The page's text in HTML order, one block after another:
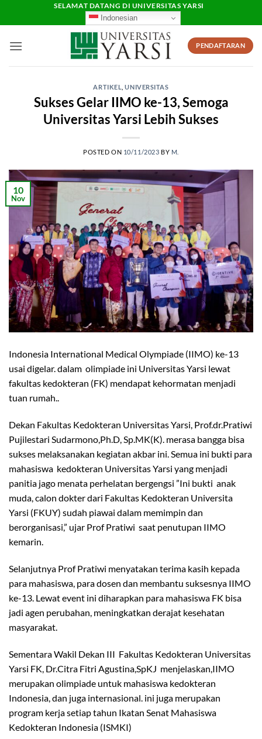
SELAMAT DATANG DI UNIVERSITAS YARSI
Indonesian
PENDAFTARAN
ARTIKEL ,UNIVERSITAS
Sukses Gelar IIMO ke-13, Semoga
Universitas Yarsi Lebih Sukses
POSTED ON 10/11/2023 BY M.
10
Nov
Indonesia International Medical Olympiade (IIMO) ke-13
usai digelar. dalam olimpiade ini Universitas Yarsi lewat
fakultas kedokteran (FK) mendapat kehormatan menjadi
tuan rumah..
Dekan Fakultas Kedokteran Universitas Yarsi, Prof.dr.Pratiwi
Pujilestari Sudarmono,Ph.D, Sp.MK(K). merasa bangga bisa
sukses melaksanakan kegiatan akbar ini. Semua ini bukti para
mahasiswa kedokteran Universitas Yarsi yang menjadi
panitia jago menata perhelatan bergengsi ”Ini bukti anak
muda, calon dokter dari Fakultas Kedokteran Universita
Yarsi (FKUY) sudah piawai dalam memimpin dan
berorganisasi,” ujar Prof Pratiwi saat penutupan IIMO
kemarin.
Selanjutnya Prof Pratiwi menyatakan terima kasih kepada
para mahasiswa, para dosen dan membantu suksesnya IIMO
ke-13. Lewat event ini diharapkan para mahasiswa FK bisa
jadi agen perubahan, meningkatkan derajat kesehatan
masyarakat.
Sementara Wakil Dekan III Fakultas Kedokteran Universitas
Yarsi FK, Dr.Citra Fitri Agustina,SpKJ menjelaskan,IIMO
merupakan olimpiade untuk mahasiswa kedokteran
Indonesia, dan juga internasional. ini juga merupakan
program kerja setiap tahun Ikatan Senat Mahasiswa
Kedokteran Indonesia (ISMKI)